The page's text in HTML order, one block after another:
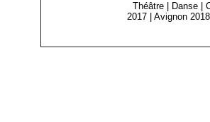
Théâtre Danse |
2017
|Avignon 2018